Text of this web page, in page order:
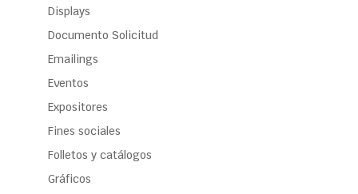
Displays
Documento Solicitud
Emailings
Eventos
Expositores
Fines sociales
Folletos y catálogos
Gráficos